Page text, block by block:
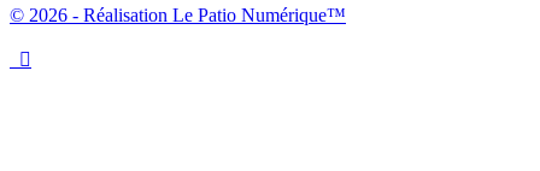
© 2026 - Réalisation Le Patio Numérique™
